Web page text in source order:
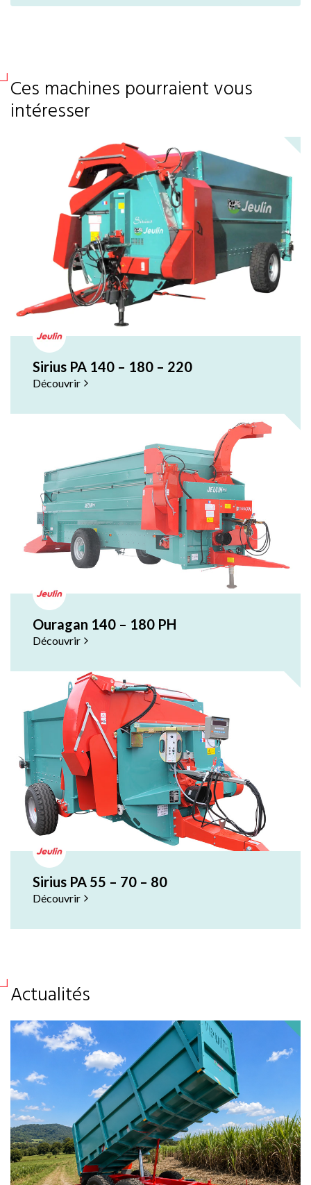
Ces machines pourraient vous
intéresser
Sirius PA 140 – 180 – 220
Découvrir
Ouragan 140 – 180 PH
Découvrir
Sirius PA 55 – 70 – 80
Découvrir
Actualités